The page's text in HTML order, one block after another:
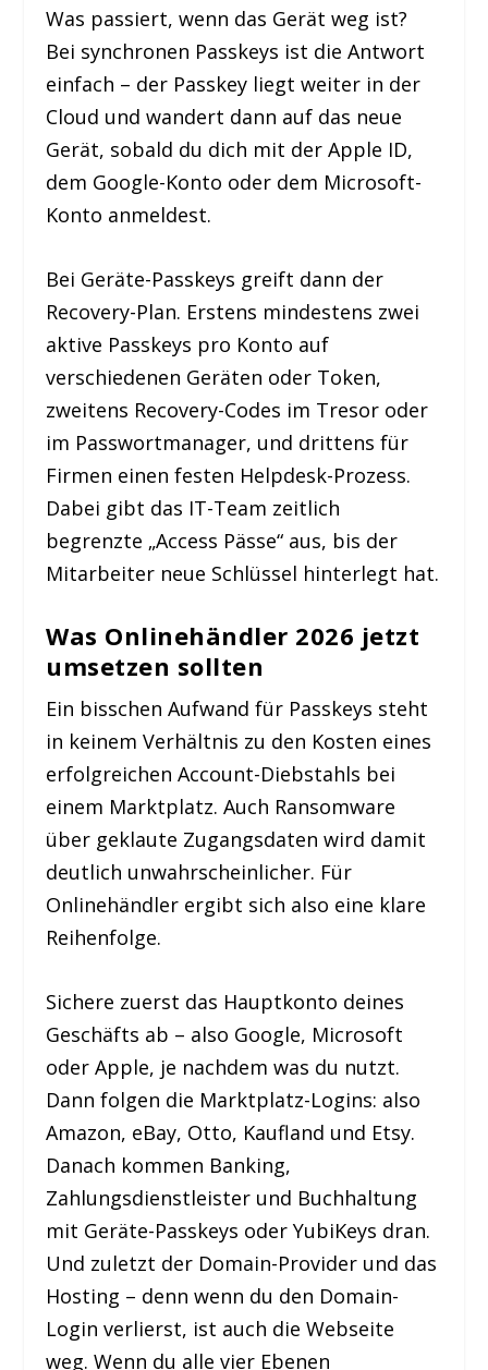
Was passiert, wenn das Gerät weg ist?
Bei synchronen Passkeys ist die Antwort
einfach – der Passkey liegt weiter in der
Cloud und wandert dann auf das neue
Gerät, sobald du dich mit der Apple ID,
dem Google-Konto oder dem Microsoft-
Konto anmeldest.
Bei Geräte-Passkeys greift dann der
Recovery-Plan. Erstens mindestens zwei
aktive Passkeys pro Konto auf
verschiedenen Geräten oder Token,
zweitens Recovery-Codes im Tresor oder
im Passwortmanager, und drittens für
Firmen einen festen Helpdesk-Prozess.
Dabei gibt das IT-Team zeitlich
begrenzte „Access Pässe“ aus, bis der
Mitarbeiter neue Schlüssel hinterlegt hat.
Was Onlinehändler 2026 jetzt
umsetzen sollten
Ein bisschen Aufwand für Passkeys steht
in keinem Verhältnis zu den Kosten eines
erfolgreichen Account-Diebstahls bei
einem Marktplatz. Auch Ransomware
über geklaute Zugangsdaten wird damit
deutlich unwahrscheinlicher. Für
Onlinehändler ergibt sich also eine klare
Reihenfolge.
Sichere zuerst das Hauptkonto deines
Geschäfts ab – also Google, Microsoft
oder Apple, je nachdem was du nutzt.
Dann folgen die Marktplatz-Logins: also
Amazon, eBay, Otto, Kaufland und Etsy.
Danach kommen Banking,
Zahlungsdienstleister und Buchhaltung
mit Geräte-Passkeys oder YubiKeys dran.
Und zuletzt der Domain-Provider und das
Hosting – denn wenn du den Domain-
Login verlierst, ist auch die Webseite
weg. Wenn du alle vier Ebenen